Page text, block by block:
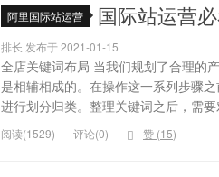
阿里国际站运营 国际站运营
排长 发布于 2021-01-15
全店关键词布局 当我们规划了合理的
是相辅相成的。在操作这一系列步骤
进行划分归类。整理关键词之后，需
阅读(1529) 评论(0) 赞 (15)